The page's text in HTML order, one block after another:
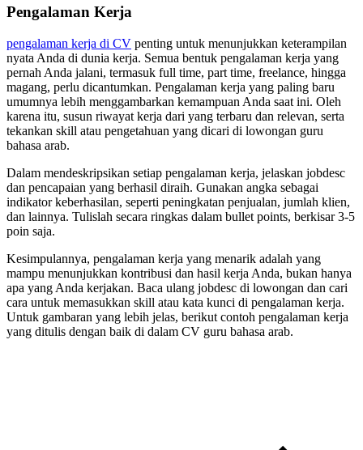
Pengalaman Kerja
pengalaman kerja di CV penting untuk menunjukkan keterampilan
nyata Anda di dunia kerja. Semua bentuk pengalaman kerja yang
pernah Anda jalani, termasuk full time, part time, freelance, hingga
magang, perlu dicantumkan. Pengalaman kerja yang paling baru
umumnya lebih menggambarkan kemampuan Anda saat ini. Oleh
karena itu, susun riwayat kerja dari yang terbaru dan relevan, serta
tekankan skill atau pengetahuan yang dicari di lowongan guru
bahasa arab.
Dalam mendeskripsikan setiap pengalaman kerja, jelaskan jobdesc
dan pencapaian yang berhasil diraih. Gunakan angka sebagai
indikator keberhasilan, seperti peningkatan penjualan, jumlah klien,
dan lainnya. Tulislah secara ringkas dalam bullet points, berkisar 3-5
poin saja.
Kesimpulannya, pengalaman kerja yang menarik adalah yang
mampu menunjukkan kontribusi dan hasil kerja Anda, bukan hanya
apa yang Anda kerjakan. Baca ulang jobdesc di lowongan dan cari
cara untuk memasukkan skill atau kata kunci di pengalaman kerja.
Untuk gambaran yang lebih jelas, berikut contoh pengalaman kerja
yang ditulis dengan baik di dalam CV guru bahasa arab.